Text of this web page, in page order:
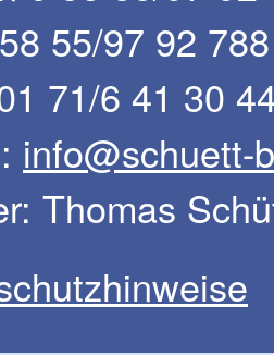
55/97 92 788
71/6 41 30
info@schuett-
Thomas